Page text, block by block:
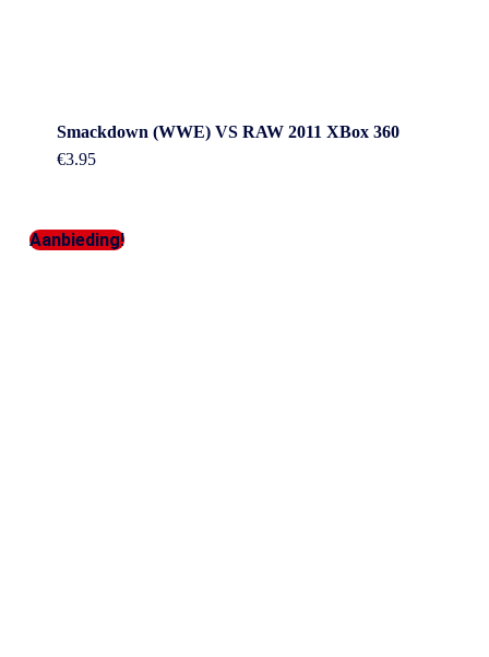
Smackdown (WWE) VS RAW 2011 XBox 360
€3.95
Aanbieding!